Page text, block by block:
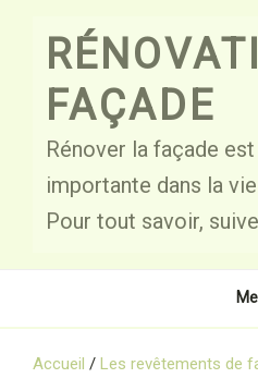
content
FAÇADE
Rénover la façade
importante dans la
Pour tout savoir,
Accueil / Les revêtements de